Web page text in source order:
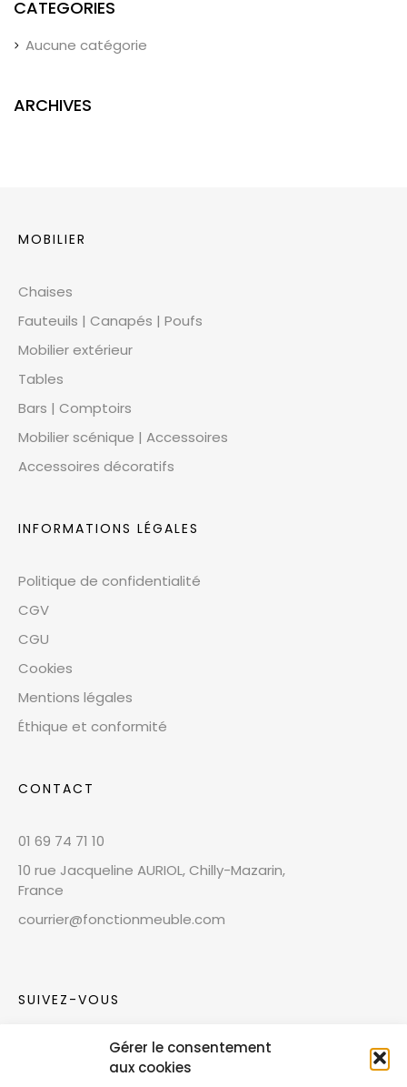
Gérer le consentement
aux cookies
CATEGORIES
Aucune catégorie
ARCHIVES
MOBILIER
Chaises
Fauteuils | Canapés | Poufs
Mobilier extérieur
Tables
Bars | Comptoirs
Mobilier scénique | Accessoires
Accessoires décoratifs
INFORMATIONS LÉGALES
Politique de confidentialité
CGV
CGU
Cookies
Mentions légales
Éthique et conformité
CONTACT
01 69 74 71 10
10 rue Jacqueline AURIOL, Chilly-Mazarin,
France
courrier@fonctionmeuble.com
SUIVEZ-VOUS
Rejoignez notre communauté sur les réseaux